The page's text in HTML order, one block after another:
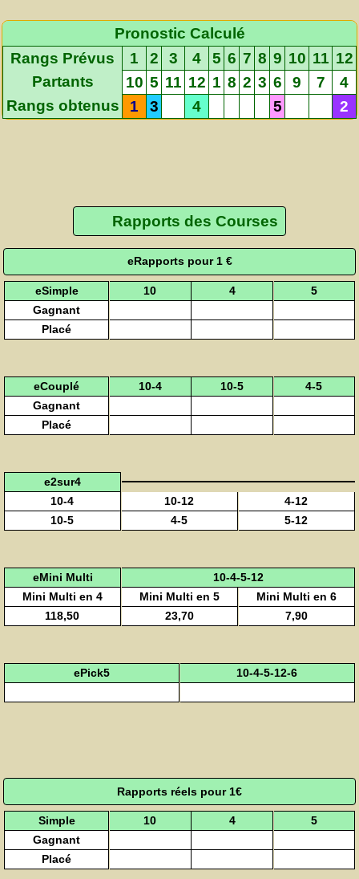
Pronostic Calculé
Rangs Prévus
1 2 3 4 5 6 7 8 9 10 11 12
Partants
10 5 11 12 1 8 2 3 6 9 7
4
Rangs obtenus
1 3 4 5 2
Rapports des Courses
eRapports pour 1 €
eSimple 10 4
5
Gagnant
Placé
eCouplé 10-4 10-5
4-5
Gagnant
Placé
e2sur4
10-4
10-12
4-12
10-5
4-5 5-12
eMini Multi
10-4-5-12
Mini Multi en 4
Mini Multi en 5
Mini Multi en 6
118,50
23,70 7,90
ePick5 10-4-5-12-6
Rapports réels pour 1€
Simple 10 4
5
Gagnant
Placé